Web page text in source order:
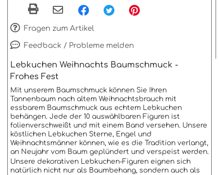
Fragen zum Artikel
Feedback / Probleme melden
Lebkuchen Weihnachts Baumschmuck -
Frohes Fest
Mit unserem Baumschmuck können Sie Ihren
Tannenbaum nach altem Weihnachtsbrauch mit
essbarem Baumschmuck aus echtem Lebkuchen
behängen. Jede der 10 auswählbaren Figuren ist
folienverschweißt und mit einem Band versehen. Unsere
köstlichen Lebkuchen Sterne, Engel und
Weihnachtsmänner können, wie es die Tradition verlangt,
an Neujahr vom Baum geplündert und verspeist werden.
Unsere dekorativen Lebkuchen-Figuren eignen sich
natürlich nicht nur als Baumbehang, sondern auch als